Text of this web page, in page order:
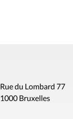
Rue du Lombard 77
1000 Bruxelles